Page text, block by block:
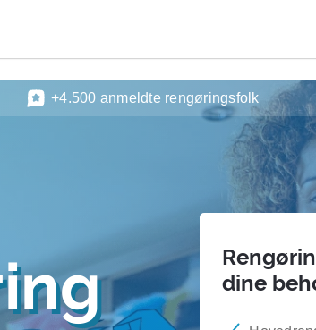
dine
+4.500 anmeldte rengøringsfolk